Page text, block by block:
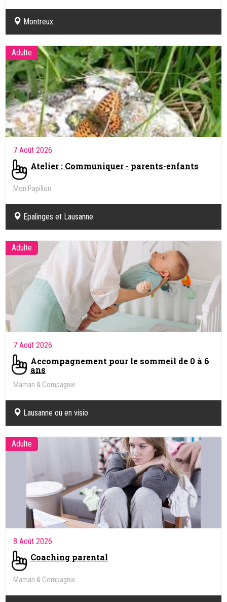
Montreux
Adulte
7 Août 2026
Atelier : Communiquer - parents-enfants
Mon Papillon
Epalinges et Lausanne
Adulte
7 Août 2026
Accompagnement pour le sommeil de 0 à 6
ans
Maman & Compagnie
Lausanne ou en visio
Adulte
8 Août 2026
Coaching parental
Maman & Compagnie